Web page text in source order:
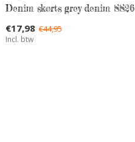
Denim skorts grey denim SS26
€17,98 €44,95
Incl. btw